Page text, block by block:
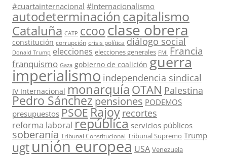
#cuartainternacional #Internacionalismo
autodeterminación capitalismo
Cataluña CATP ccooclase obrera
constitución corrupción crisis política diálogo social
Donald Trump elecciones elecciones generales FMI Francia
franquismo Gaza gobierno de coalición guerra
imperialismo independencia sindical
IV Internacional monarquía OTAN Palestina
Pedro Sánchezpensiones PODEMOS
presupuestos PSOERajoy recortes
reforma laboral república servicios públicos
soberanía Tribunal Constitucional Tribunal Supremo Trump
ugtunión europea USA Venezuela